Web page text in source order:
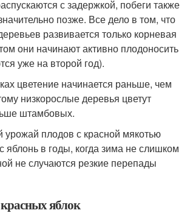
с задержкой, побеги также
позже. Все дело в том, что
развивается только корневая
они начинают активно плодоносить
уже на второй год).
цветение начинается раньше, чем
низкорослые деревья цветут
штамбовых.
плодов с красной мякотью
яблонь в годы, когда зима не слишком
не случаются резкие перепады
яблок